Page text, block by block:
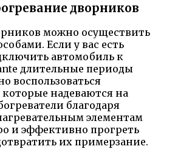
дворников
можно осуществить
Если у вас есть
автомобиль к
длительные периоды
воспользоваться
которые надеваются на
благодаря
элементам
и эффективно прогреть
их примерзание.